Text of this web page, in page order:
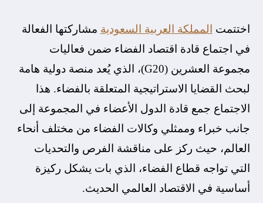
اختتمت المملكة العربية السعودية مشاركتها الفعالة
في اجتماع قادة اقتصاد الفضاء ضمن فعاليات
مجموعة العشرين (G20)، الذي يُعد منصة دولية هامة
لبحث القضايا الاستراتيجية المتعلقة بالفضاء. هذا
الاجتماع جمع قادة الدول الأعضاء في المجموعة إلى
جانب خبراء وممثلي وكالات الفضاء من مختلف أنحاء
العالم، حيث ركز على مناقشة الفرص والتحديات
التي تواجه قطاع الفضاء، الذي بات يشكل ركيزة
أساسية في الاقتصاد العالمي الحديث.